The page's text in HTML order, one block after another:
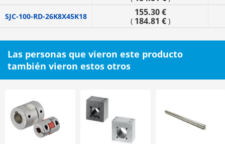
SJC-100-RD-26K8X45K18 155.30 €
( 184.81 €)
Las personas que vieron este producto
también vieron estos otros